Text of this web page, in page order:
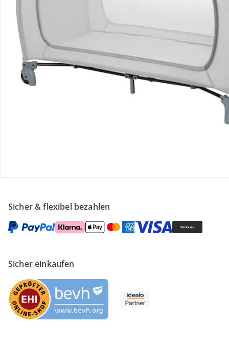
Retoure & Reklamation
Gutscheine & Aktionen
Kontakt & Service
Sicher & flexibel bezahlen
Sicher einkaufen